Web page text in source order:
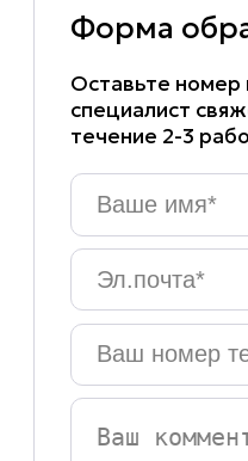
Форма
Оставьте номер
специалист
течение 2-3
Ваше
имя*
Эл.почта
Ваш
номер
телефона*
Ваш
комментарий